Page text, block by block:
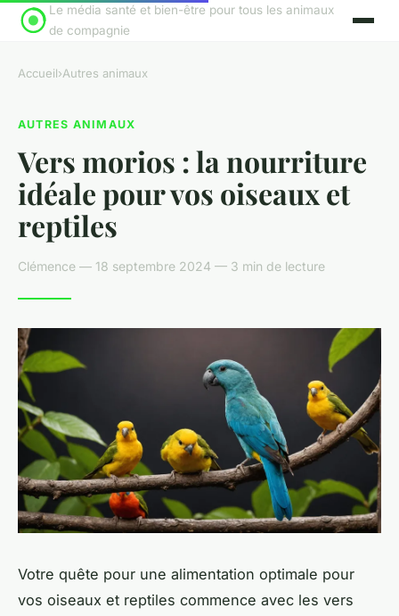
Le média santé et bien-être pour tous les animaux
de compagnie
Accueil›Autres animaux
AUTRES ANIMAUX
Vers morios : la nourriture
idéale pour vos oiseaux et
reptiles
Clémence — 18 septembre 2024 — 3 min de lecture
Votre quête pour une alimentation optimale pour
vos oiseaux et reptiles commence avec les vers